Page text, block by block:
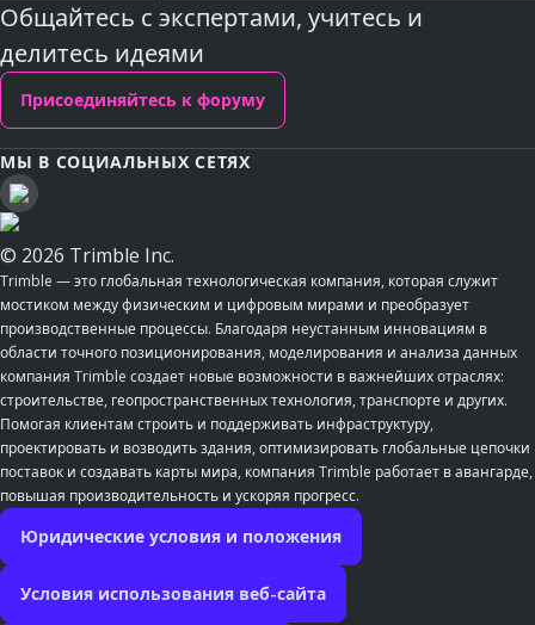
Общайтесь с экспертами, учитесь и
делитесь идеями
Присоединяйтесь к форуму
МЫ В СОЦИАЛЬНЫХ СЕТЯХ
© 2026 Trimble Inc.
Trimble — это глобальная технологическая компания, которая служит
мостиком между физическим и цифровым мирами и преобразует
производственные процессы. Благодаря неустанным инновациям в
области точного позиционирования, моделирования и анализа данных
компания Trimble создает новые возможности в важнейших отраслях:
строительстве, геопространственных технология, транспорте и других.
Помогая клиентам строить и поддерживать инфраструктуру,
проектировать и возводить здания, оптимизировать глобальные цепочки
поставок и создавать карты мира, компания Trimble работает в авангарде,
повышая производительность и ускоряя прогресс.
Юридические условия и положения
Условия использования веб-сайта